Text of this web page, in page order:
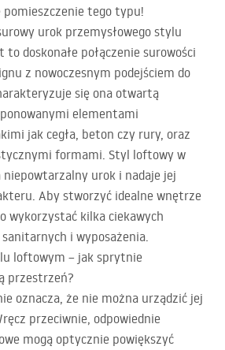
pomieszczenie tego typu!
urok przemysłowego stylu
doskonałe połączenie surowości
z nowoczesnym podejściem do
się ona otwartą
elementami
jak cegła, beton czy rury, oraz
formami. Styl loftowy w
niepowtarzalny urok i nadaje jej
Aby stworzyć idealne wnętrze
wykorzystać kilka ciekawych
i wyposażenia.
loftowym – jak sprytnie
przestrzeń?
oznacza, że nie można urządzić jej
przeciwnie, odpowiednie
mogą optycznie powiększyć